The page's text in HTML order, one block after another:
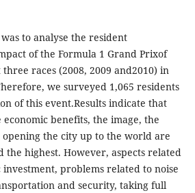
to analyse the resident
of the Formula 1 Grand Prixof
races (2008, 2009 and2010) in
we surveyed 1,065 residents
of this event.Results indicate that
benefits, the image, the
the city up to the world are
the highest. However, aspects related
problems related to noise
and security, taking full